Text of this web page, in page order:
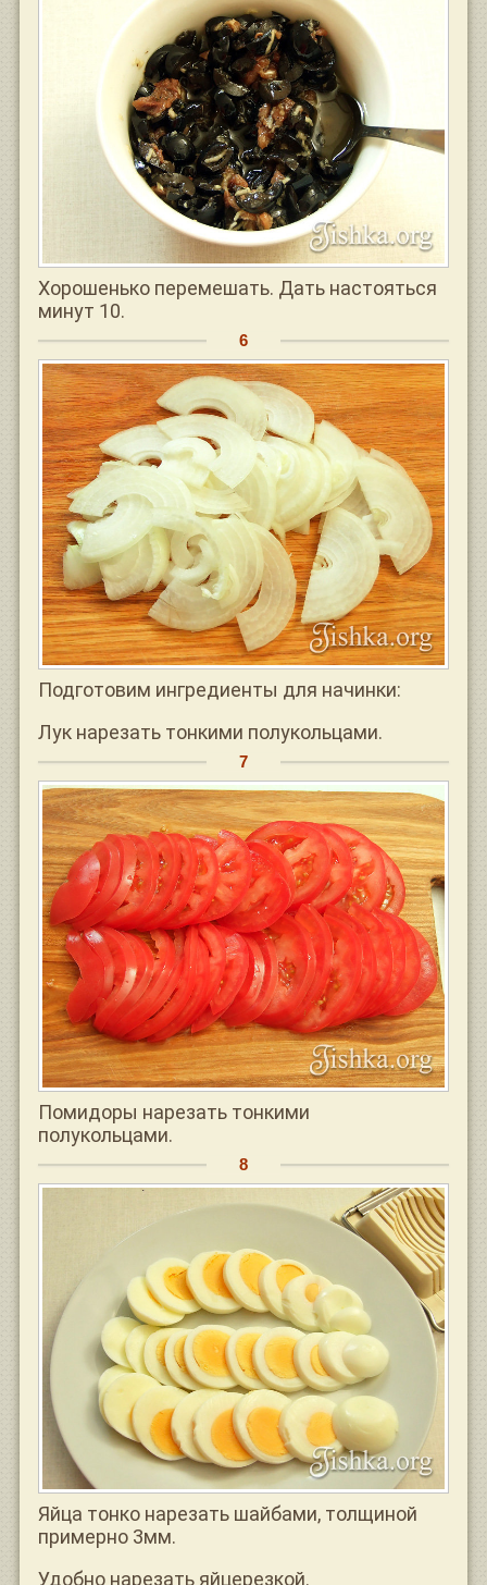
Хорошенько перемешать. Дать настояться
минут 10.
Подготовим ингредиенты для начинки:
Лук нарезать тонкими полукольцами.
Помидоры нарезать тонкими
полукольцами.
Яйца тонко нарезать шайбами, толщиной
примерно 3мм.
Удобно нарезать яйцерезкой.